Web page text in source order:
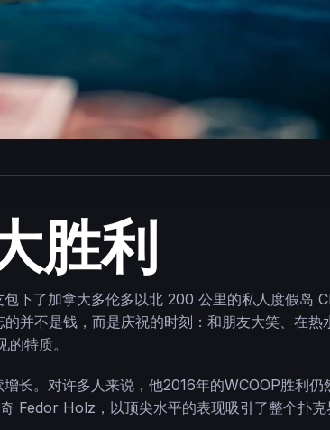
胜利
下了加拿大多伦多以北 200 公里的私人度假岛
并不是钱，而是庆祝的时刻：和朋友大笑、在热
特质。
长。对许多人来说，他2016年的WCOOP胜利仍
Fedor Holz，以顶尖水平的表现吸引了整个扑克